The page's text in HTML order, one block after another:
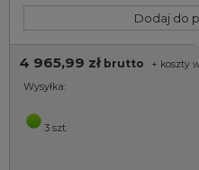
Dodaj do
4 965,99 zł brutto + koszty
Wysyłka:
3 szt.